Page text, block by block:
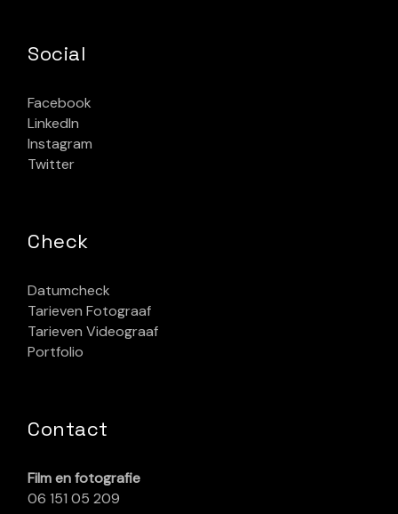
Social
Facebook
LinkedIn
Instagram
Twitter
Check
Datumcheck
Tarieven Fotograaf
Tarieven Videograaf
Portfolio
Contact
Film en fotografie
06 151 05 209